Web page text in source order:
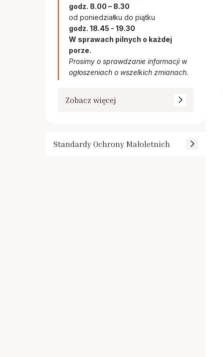
godz. 8.00 – 8.30
od poniedziałku do piątku
godz. 18.45 - 19.30
W sprawach pilnych o każdej
porze.
Prosimy o sprawdzanie informacji w
ogłoszeniach o wszelkich zmianach.
Zobacz więcej
Standardy Ochrony Małoletnich